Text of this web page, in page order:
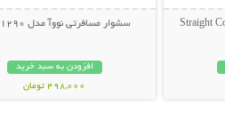
سشوار مسافرتی نووآ مدل NV-1290
افزودن به سبد خرید
498,000 تومان